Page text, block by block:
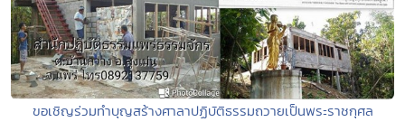
ขอเชิญร่วมทำบุญสร้างศาลาปฏิบัติธรรมถวายเป็นพระราชกุศล